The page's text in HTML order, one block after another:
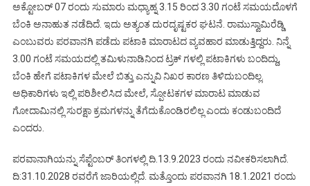
ಅಕ್ಟೋಬರ್ 07 ರಂದು ಸುಮಾರು ಮಧ್ಯಾಹ್ನ 3.15 ರಿಂದ 3.30 ಗಂಟೆ ಸಮಯದೊಳಗೆ
ಬೆಂಕಿ ಅನಾಹುತ ನಡೆದಿದೆ. ಇದು ಅತ್ಯಂತ ದುರದೃಷ್ಟಕರ ಘಟನೆ. ರಾಮುಸ್ವಾಮಿರೆಡ್ಡಿ
ಎಂಬುವರು ಪರವಾನಗಿ ಪಡೆದು ಪಟಾಕಿ ಮಾರಾಟದ ವ್ಯವಹಾರ ಮಾಡುತ್ತಿದ್ದರು. ನಿನ್ನೆ
3.00 ಗಂಟೆ ಸಮಯದಲ್ಲಿ ತಮಿಳುನಾಡಿನಿಂದ ಟ್ರಕ್ ಗಳಲ್ಲಿ ಪಟಾಕಿಗಳು ಬಂದಿದ್ದು,
ಬೆಂಕಿ ಹೇಗೆ ಪಟಾಕಿಗಳ ಮೇಲೆ ಬಿತ್ತು ಎನ್ನುವಿ ನಿಖರ ಕಾರಣ ತಿಳಿದುಬಂದಿಲ್ಲ.
ಅಧಿಕಾರಿಗಳು ಇಲ್ಲಿ ಪರಿಶೀಲಿಸಿದ ಮೇಲೆ, ಸ್ಪೋಟಕಗಳ ಮಾರಾಟ ಮಾಡುವ
ಗೋದಾಮಿನಲ್ಲಿ ಸುರಕ್ಷಾ ಕ್ರಮಗಳನ್ನು ತೆಗೆದುಕೊಂಡಿರಲಿಲ್ಲ ಎಂದು ಕಂಡುಬಂದಿದೆ
ಎಂದರು.
ಪರವಾನಾಗಿಯನ್ನು ಸೆಪ್ಟೆಂಬರ್ ತಿಂಗಳಲ್ಲಿ ದಿ.13.9.2023 ರಂದು ನವೀಕರಿಸಲಾಗಿದೆ.
ದಿ:31.10.2028 ರವರೆಗೆ ಜಾರಿಯಲ್ಲಿದೆ. ಮತ್ತೊಂದು ಪರವಾನಗಿ 18.1.2021 ರಂದು